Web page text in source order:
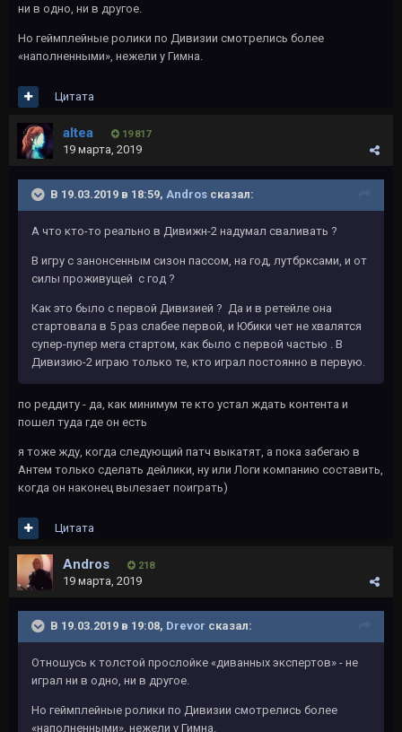
ни в одно, ни в другое.
Но геймплейные ролики по Дивизии смотрелись более
«наполненными», нежели у Гимна.
Цитата
altea 19 817
19 марта, 2019
В 19.03.2019 в 18:59, Andros сказал:
А что кто-то реально в Дивижн-2 надумал сваливать ?
В игру с занонсенным сизон пассом, на год, лутбрксами, и от
силы проживущей с год ?
Как это было с первой Дивизией ? Да и в ретейле она
стартовала в 5 раз слабее первой, и Юбики чет не хвалятся
супер-пупер мега стартом, как было с первой частью . В
Дивизию-2 играю только те, кто играл постоянно в первую.
по реддиту - да, как минимум те кто устал ждать контента и
пошел туда где он есть
я тоже жду, когда следующий патч выкатят, а пока забегаю в
Антем только сделать дейлики, ну или Логи компанию составить,
когда он наконец вылезает поиграть)
Цитата
Andros 218
19 марта, 2019
В 19.03.2019 в 19:08, Drevor сказал:
Отношусь к толстой прослойке «диванных экспертов» - не
играл ни в одно, ни в другое.
Но геймплейные ролики по Дивизии смотрелись более
«наполненными», нежели у Гимна.